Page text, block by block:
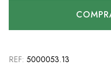
REF: 5000053.13